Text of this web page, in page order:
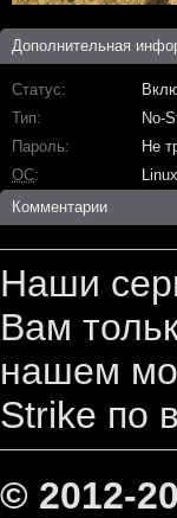
Дополнительная
Статус
Тип
No-
Пароль
Не
ОС
Linux
Комментарии
Наши
Вам
нашем
Strike по
© 2012-